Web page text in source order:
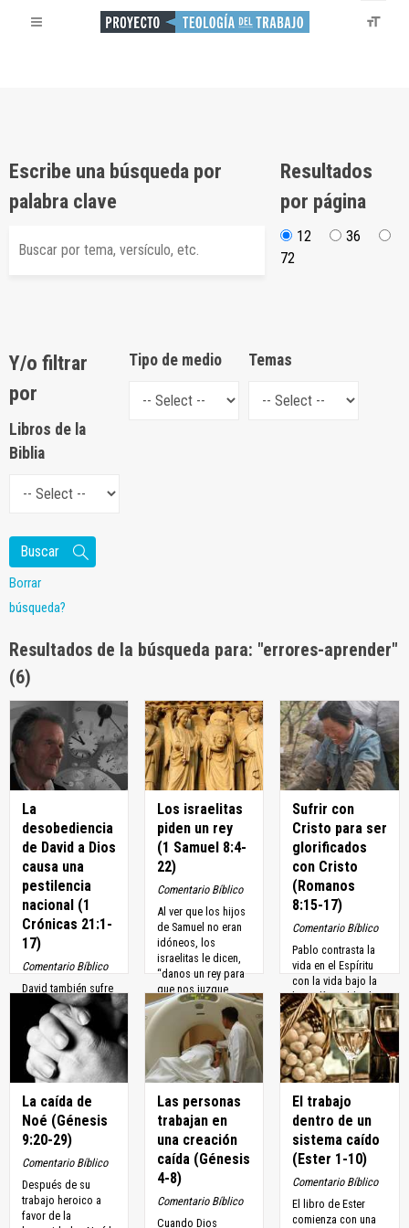
Escribe una búsqueda por
palabra clave
Resultados
por página
12
36
72
Y/o filtrar
por
Libros de la
Biblia
Tipo de medio Temas
Borrar
búsqueda?
Resultados de la búsqueda para: "errores-aprender"
(6)
La
desobediencia
de David a Dios
causa una
pestilencia
nacional (1
Crónicas 21:1-
17)
Comentario Bíblico
David también sufre
otro fracaso que,
para nosotros en el
siglo veintiuno,
puede parecer
extraño: realiza un
censo del...
Los israelitas
piden un rey
(1 Samuel 8:4-
22)
Comentario Bíblico
Al ver que los hijos
de Samuel no eran
idóneos, los
israelitas le dicen,
“danos un rey para
que nos juzgue,
como...
Sufrir con
Cristo para ser
glorificados
con Cristo
(Romanos
8:15-17)
Comentario Bíblico
Pablo contrasta la
vida en el Espíritu
con la vida bajo la
ley judía. Pablo dice
que los creyentes
han recibido un...
La caída de
Noé (Génesis
9:20-29)
Comentario Bíblico
Después de su
trabajo heroico a
favor de la
Las personas
trabajan en
una creación
caída (Génesis
4-8)
Comentario Bíblico
Cuando Dios
El trabajo
dentro de un
sistema caído
(Ester 1-10)
Comentario Bíblico
El libro de Ester
comienza con una